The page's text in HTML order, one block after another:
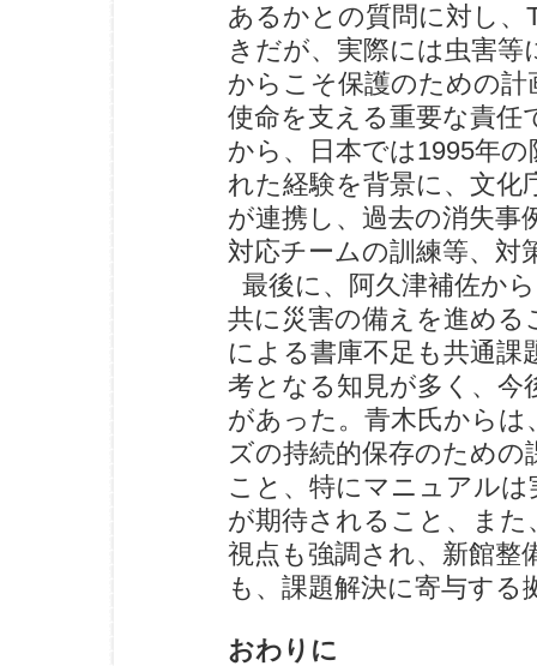
あるかとの質問に対し、
きだが、実際には虫害
からこそ保護のための
使命を支える重要な責任
から、日本では1995年
れた経験を背景に、文化
が連携し、過去の消失事
対応チームの訓練等、
最後に、阿久津補佐か
共に災害の備えを進める
による書庫不足も共通
考となる知見が多く、今
があった。青木氏から
ズの持続的保存のため
こと、特にマニュアル
が期待されること、また
視点も強調され、新館整
も、課題解決に寄与す
おわりに